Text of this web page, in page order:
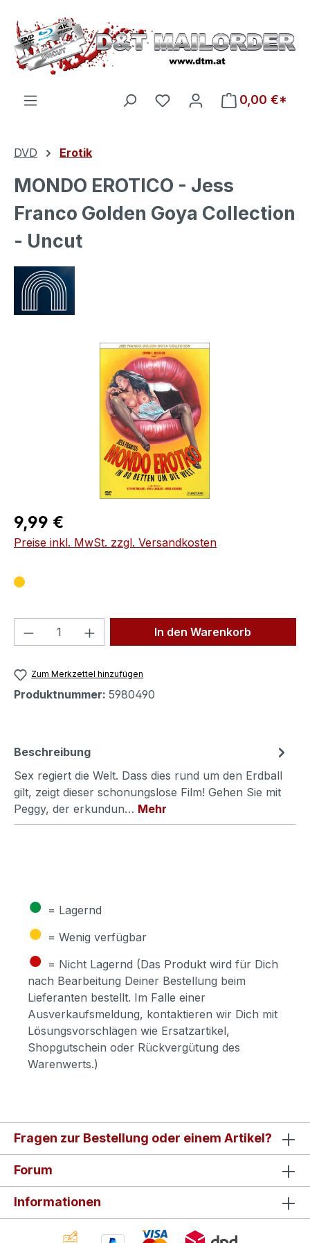
Zum Hauptinhalt springen
Du hast 0 Produkte auf
0,00 €*
DVD Erotik
MONDO EROTICO - Jess
Franco Golden Goya Collection
- Uncut
Bildergalerie überspringen
Regulärer Preis:
9,99 €
Preise inkl. MwSt. zzgl. Versandkosten
Produkt Anzahl: Gib denIn den Warenkorb
Zum Merkzettel hinzufügen
Produktnummer: 5980490
Beschreibung
Sex regiert die Welt. Dass dies rund um den Erdball
gilt, zeigt dieser schonungslose Film! Gehen Sie mit
Peggy, der erkundun… Mehr
● = Lagernd
● = Wenig verfügbar
● = Nicht Lagernd (Das Produkt wird für Dich
nach Bearbeitung Deiner Bestellung beim
Lieferanten bestellt. Im Falle einer
Ausverkaufsmeldung, kontaktieren wir Dich mit
Lösungsvorschlägen wie Ersatzartikel,
Shopgutschein oder Rückvergütung des
Warenwerts.)
Fragen zur Bestellung oder einem Artikel?
Forum
Informationen